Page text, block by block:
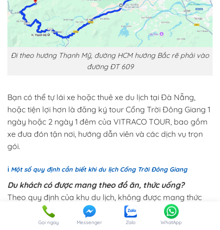
Đi theo hướng Thạnh Mỹ, đường HCM hướng Bắc rẽ phải vào
đường ĐT 609
Bạn có thể tự lái xe hoặc thuê xe du lịch tại Đà Nẵng
hoặc tiện lợi hơn là đăng ký tour Cổng Trời Đông Giang 1
ngày hoặc 2 ngày 1 đêm của VITRACO TOUR, bao gồm
xe đưa đón tận nơi, hướng dẫn viên và các dịch vụ trọn
gói.
ℹ️ Một số quy định cần biết khi du lịch Cổng Trời Đông Giang
Du khách có được mang theo đồ ăn, thức uống?
Theo quy định của khu du lịch, không được mang thức
ăn và nước uống từ bên ngoài vào, nhằm đảm bảo vệ
sinh môi trường và giữ gìn cảnh quan thiên nhiên trong
Gọi ngay Messenger Zalo WhatApp